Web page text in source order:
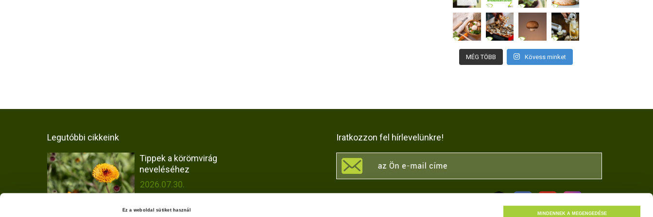
Ez a weboldal sütiket használ
MINDENNEK A MEGENGEDÉSE
MÉG TÖBB Kövess minket
Legutóbbi cikkeink
Tippek a körömvirág
neveléséhez
2026.07.30.
Iratkozzon fel hírlevelünkre!